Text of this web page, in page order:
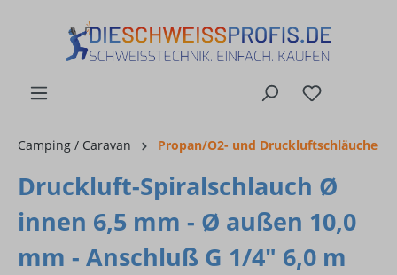
Camping / Caravan Propan/O2- und Druckluftschläuche
Druckluft-Spiralschlauch Ø
innen 6,5 mm - Ø außen 10,0
mm - Anschluß G 1/4" 6,0 m